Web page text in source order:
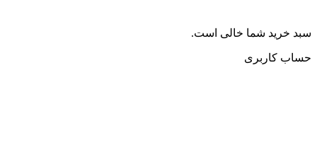
سبد خرید شما خالی است.
حساب کاربری